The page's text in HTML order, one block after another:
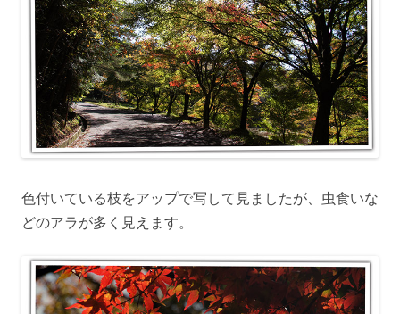
色付いている枝をアップで写して見ましたが、虫食いな
どのアラが多く見えます。